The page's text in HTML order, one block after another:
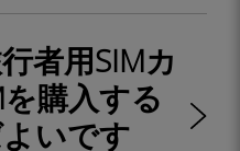
者用SIMカ
購入する
いです